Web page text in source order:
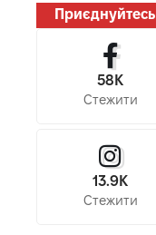
Приєднуйтесь
58K
Стежити
13.9K
Стежити